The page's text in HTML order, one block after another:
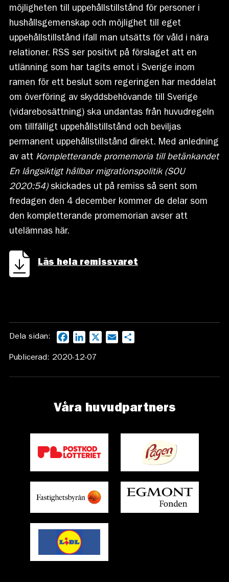
möjligheten till uppehållstillstånd för personer i
hushållsgemenskap och möjlighet till eget
uppehållstillstånd ifall man utsätts för våld i nära
relationer. RSS ser positivt på förslaget att en
utlänning som har tagits emot i Sverige inom
ramen för ett beslut som regeringen har meddelat
om överföring av skyddsbehövande till Sverige
(vidarebosättning) ska undantas från huvudregeln
om tillfälligt uppehållstillstånd och beviljas
permanent uppehållstillstånd direkt. Med anledning
av att Kompletterande promemoria till betänkandet
En långsiktigt hållbar migrationspolitik (SOU
2020:54) skickades ut på remiss så sent som
fredagen den 4 december kommer de delar som
den kompletterande promemorian avser att
utelämnas här.
Läs hela remissvaret
Dela sidan: FacebookLinkedIn Email
Publicerad: 2020-12-07
Våra huvudpartners